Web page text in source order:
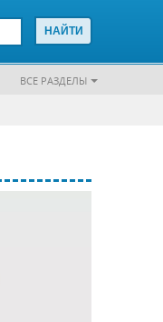
ВСЕ РАЗДЕЛЫ